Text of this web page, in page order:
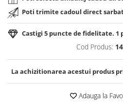
Poti trimite cadoul direct
Castigi 5 puncte de fidelitate. 1
Cod Produs:
La achizitionarea acestui produs
Adauga la